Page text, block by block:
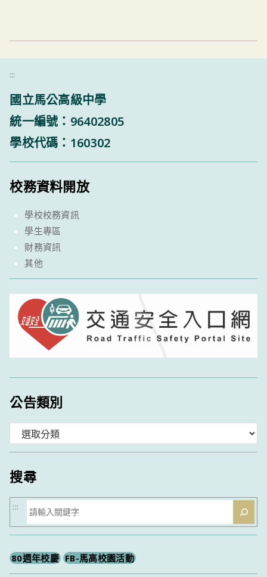
:::
國立馬公高級中學
統一編號：96402805
學校代碼：160302
校務資料開放
學校校務資訊
學生專區
財務資訊
其他
公告類別
類
搜尋
搜
尋
:::
80週年校慶 FB-馬高校園活動